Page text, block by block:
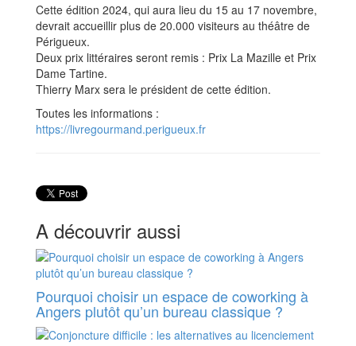
Cette édition 2024, qui aura lieu du 15 au 17 novembre,
devrait accueillir plus de 20.000 visiteurs au théâtre de
Périgueux.
Deux prix littéraires seront remis : Prix La Mazille et Prix
Dame Tartine.
Thierry Marx sera le président de cette édition.
Toutes les informations :
https://livregourmand.perigueux.fr
A découvrir aussi
Pourquoi choisir un espace de coworking à
Angers plutôt qu’un bureau classique ?